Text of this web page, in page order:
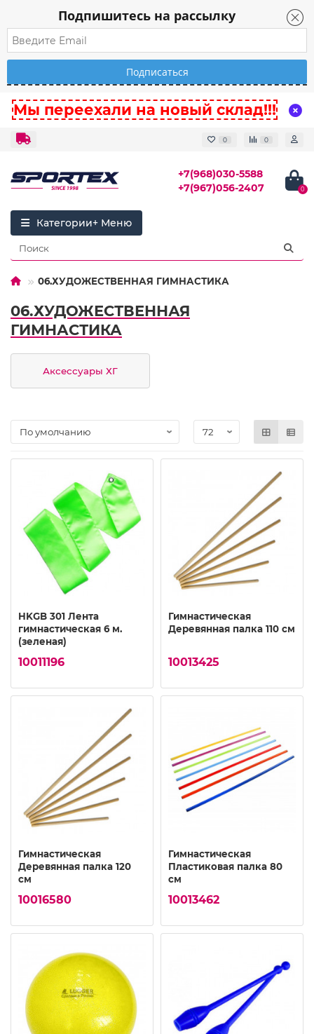
Подпишитесь на рассылку
Мы переехали на новый склад!!!
0 0
+7(968)030-5588
+7(967)056-2407
0
Категории
06.ХУДОЖЕСТВЕННАЯ ГИМНАСТИКА
06.ХУДОЖЕСТВЕННАЯ
ГИМНАСТИКА
Аксессуары ХГ
HKGB 301 Лента
гимнастическая 6 м.
(зеленая)
10011196
Гимнастическая
Деревянная палка 110 см
10013425
Гимнастическая
Деревянная палка 120
см
10016580
Гимнастическая
Пластиковая палка 80
см
10013462